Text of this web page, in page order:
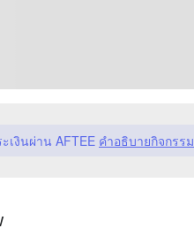
เงินผ่าน AFTEE คำอธิบายกิจกรรม